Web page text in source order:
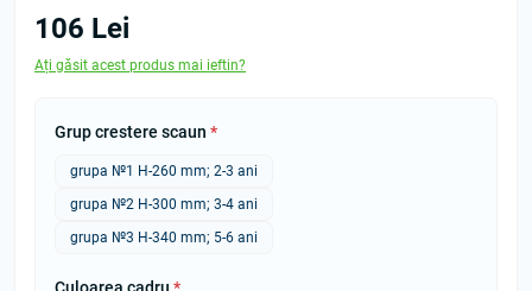
106 Lei
Ați găsit acest produs mai ieftin?
Grup crestere scaun *
grupa №1 Н-260 mm; 2-3 ani
grupa №2 Н-300 mm; 3-4 ani
grupa №3 Н-340 mm; 5-6 ani